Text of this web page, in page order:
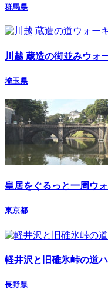
群馬県
川越 蔵造の街並みウォ
埼玉県
皇居をぐるっと一周ウ
東京都
軽井沢と旧碓氷峠の道
長野県